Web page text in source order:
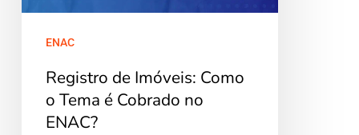
Tema
ENAC?
ENAC
Registro de Imóveis: Como
o Tema é Cobrado no
ENAC?